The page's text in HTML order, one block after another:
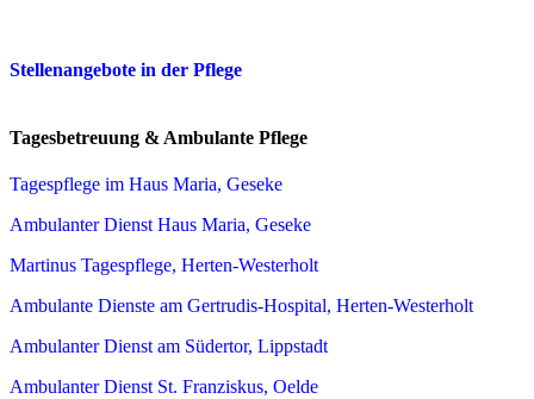
Stellenangebote in der Pflege
Tagesbetreuung & Ambulante Pflege
Tagespflege im Haus Maria, Geseke
Ambulanter Dienst Haus Maria, Geseke
Martinus Tagespflege, Herten-Westerholt
Ambulante Dienste am Gertrudis-Hospital, Herten-Westerholt
Ambulanter Dienst am Südertor, Lippstadt
Ambulanter Dienst St. Franziskus, Oelde